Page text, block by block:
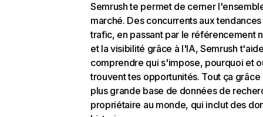
Semrush te permet de cerner
marché. Des concurrents aux
trafic, en passant par le référencement
et la visibilité grâce à l'IA, Semrush
comprendre qui s'impose, pourquoi et
trouvent tes opportunités. Tout ça grâce
plus grande base de données de
propriétaire au monde, qui inclut des